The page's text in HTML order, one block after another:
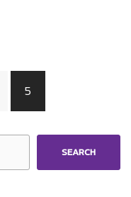
5
SEARCH